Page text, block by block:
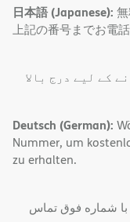
日本語 (Japanese):
上記の番号までお電話
کے لیے درج بالا
Deutsch (German):
Nummer, um
zu erhalten.
با شماره فوق تماس